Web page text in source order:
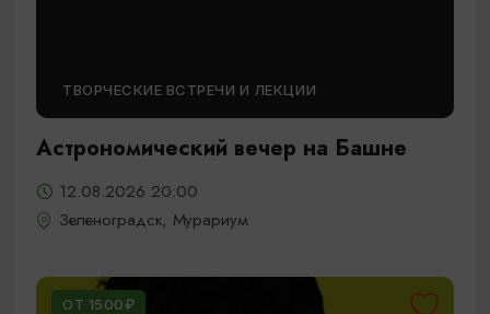
ТВОРЧЕСКИЕ ВСТРЕЧИ И ЛЕКЦИИ
Астрономический вечер на Башне
12.08.2026 20:00
Зеленоградск, Мурариум
ОТ 1500₽